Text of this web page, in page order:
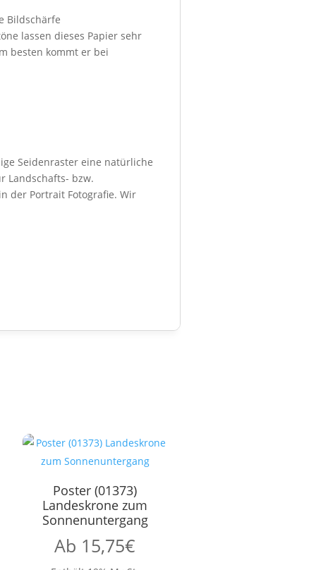
Bildschärfe
lassen dieses Papier sehr
besten kommt er bei
Seidenraster eine natürliche
Landschafts- bzw.
der Portrait Fotografie. Wir
Poster (01373)
Landeskrone zum
Sonnenuntergang
Ab 15,75€